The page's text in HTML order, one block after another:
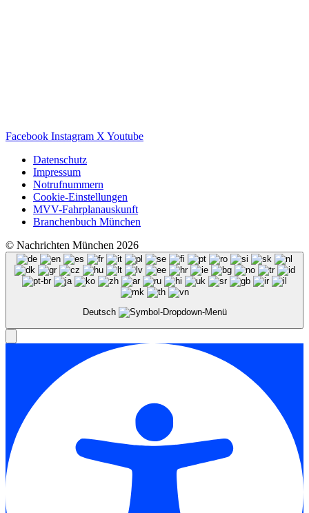
Facebook Instagram X Youtube
Datenschutz
Impressum
Notrufnummern
Cookie-Einstellungen
MVV-Fahrplanauskunft
Branchenbuch München
© Nachrichten München 2026
Deutsch